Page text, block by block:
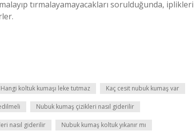
tırmalayamayacakları sorulduğunda, iplikleri
Hangi koltuk kumaşı leke tutmaz Kaç cesit nubuk kumaş var
Nubuk kumaş çizikleri nasıl giderilir
nasıl giderilir Nubuk kumaş koltuk yıkanır mı